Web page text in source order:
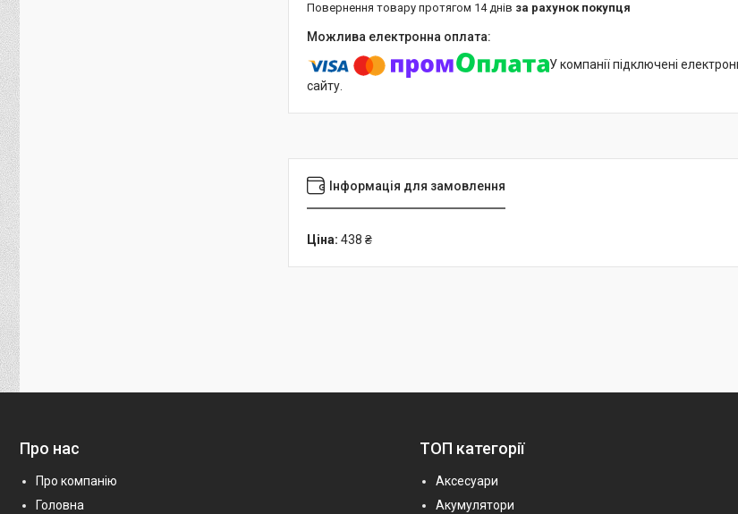
повернення товару протягом 14 днів за рахунок покупця
У компанії підключені
сайту.
Інформація для замовлення
Ціна: 438 ₴
Про нас
Про компанію
Головна
ТОП категорії
Аксесуари
Акумулятори